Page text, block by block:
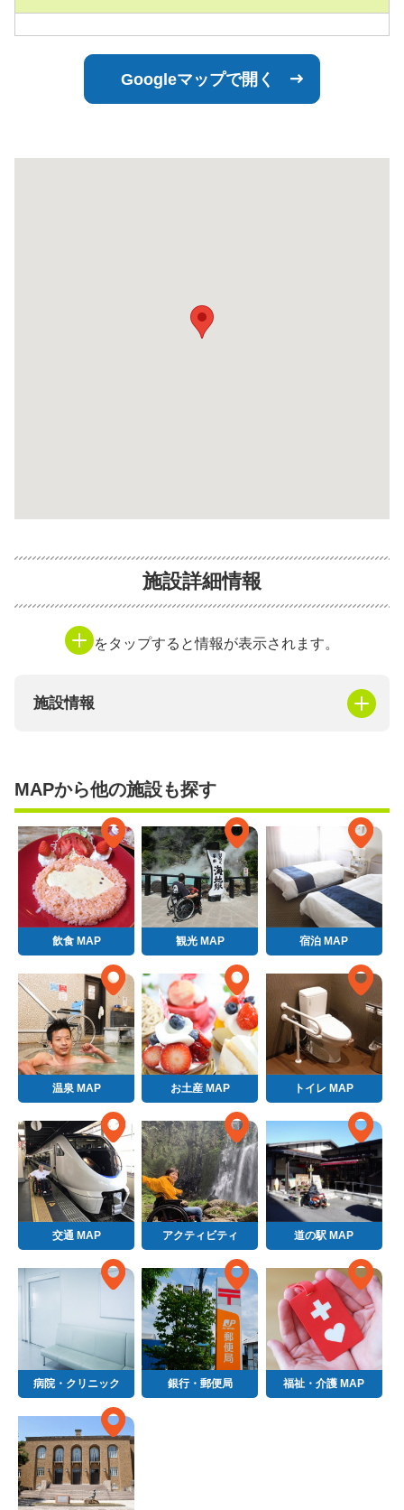
Googleマップで開く
施設詳細情報
をタップすると情報が表示されます。
施設情報
MAPから他の施設も探す
飲食 MAP 観光 MAP 宿泊 MAP
温泉 MAP お土産 MAP トイレ MAP
交通 MAP アクティビティ 道の駅 MAP
病院・クリニック 銀行・郵便局 福祉・介護 MAP